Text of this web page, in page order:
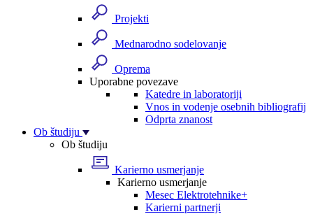
Projekti
Mednarodno sodelovanje
Oprema
Uporabne povezave
Katedre in laboratoriji
Vnos in vodenje osebnih bibliografij
Odprta znanost
Ob študiju
Ob študiju
Karierno usmerjanje
Karierno usmerjanje
Mesec Elektrotehnike+
Karierni partnerji